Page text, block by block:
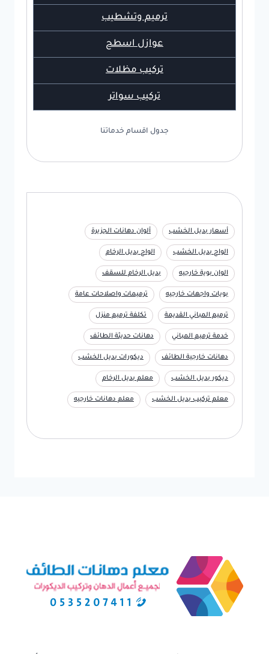
ترميم وتشطيب
عوازل اسطح
تركيب مظلات
تركيب سواتر
جدول اقسام خدماتنا
أسعار بديل الخشب ألوان دهانات الجزيرة
الواح بديل الخشب الواح بديل الرخام
الوان بوية خارجيه بديل الرخام للسقف
بويات واجهات خارجيه ترميمات واصلاحات عامة
ترميم المباني القديمة تكلفة ترميم منزل
خدمة ترميم المباني دهانات حديثة الطائف
دهانات خارجية الطائف ديكورات بديل الخشب
ديكور بديل الخشب معلم بديل الرخام
معلم تركيب بديل الخشب معلم دهانات خارجيه